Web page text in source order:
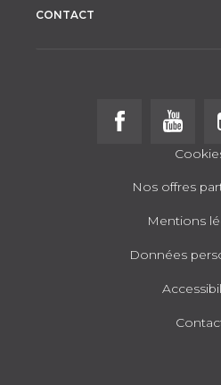
CONTACT
Nos offres
Mentions
Données
Follow us on
Follow